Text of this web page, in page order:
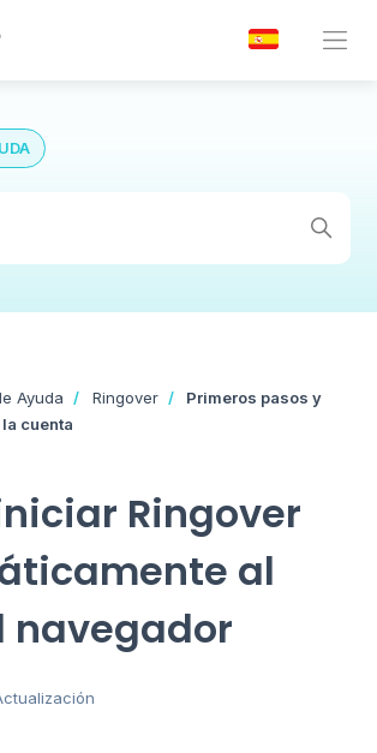
Ayuda Ringover
Primeros pasos y
cuenta
Ringover
al
navegador